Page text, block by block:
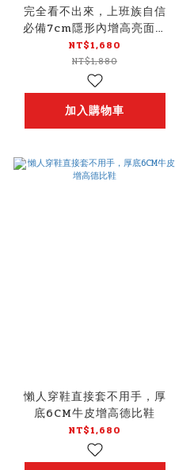
完全看不出來，上班族自信
必備7cm隱形內增高亮面皮
鞋
NT$1,680
NT$1,880
加入購物車
懶人穿鞋直接套不用手，厚
底6CM牛皮增高德比鞋
NT$1,680